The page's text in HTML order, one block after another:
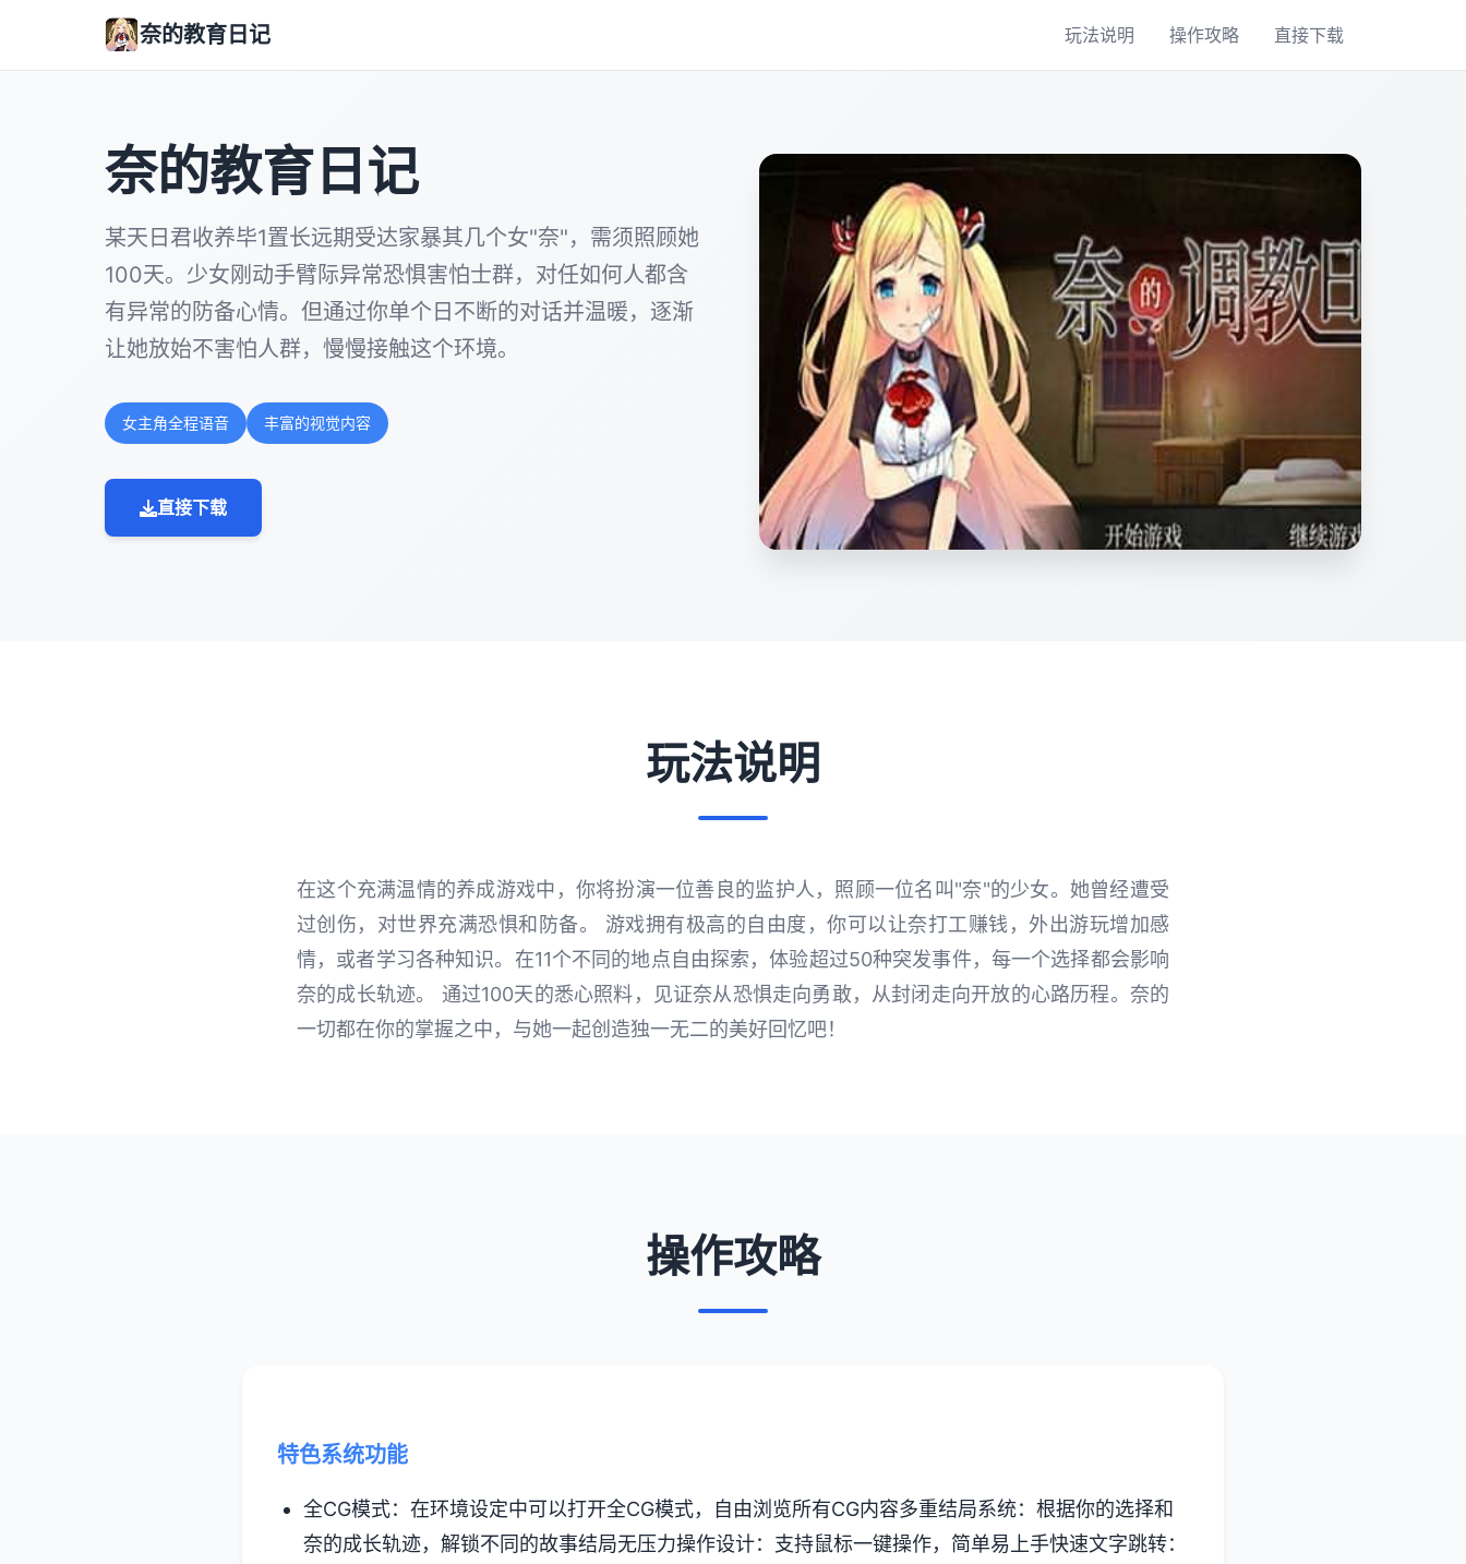
奈的教育日记 玩法说明 操作攻略 直接下载
奈的教育日记
某天日君收养毕1置长远期受达家暴其几个女"奈"，需须照顾她
100天。少女刚动手臂际异常恐惧害怕士群，对任如何人都含
有异常的防备心情。但通过你单个日不断的对话并温暖，逐渐
让她放始不害怕人群，慢慢接触这个环境。
女主角全程语音 丰富的视觉内容
直接下载
玩法说明
在这个充满温情的养成游戏中，你将扮演一位善良的监护人，照顾一位名叫"奈"的少女。她曾经遭受
过创伤，对世界充满恐惧和防备。 游戏拥有极高的自由度，你可以让奈打工赚钱，外出游玩增加感
情，或者学习各种知识。在11个不同的地点自由探索，体验超过50种突发事件，每一个选择都会影响
奈的成长轨迹。 通过100天的悉心照料，见证奈从恐惧走向勇敢，从封闭走向开放的心路历程。奈的
一切都在你的掌握之中，与她一起创造独一无二的美好回忆吧！
操作攻略
特色系统功能
全CG模式：在环境设定中可以打开全CG模式，自由浏览所有CG内容多重结局系统：根据你的选择和
奈的成长轨迹，解锁不同的故事结局无压力操作设计：支持鼠标一键操作，简单易上手快速文字跳转：